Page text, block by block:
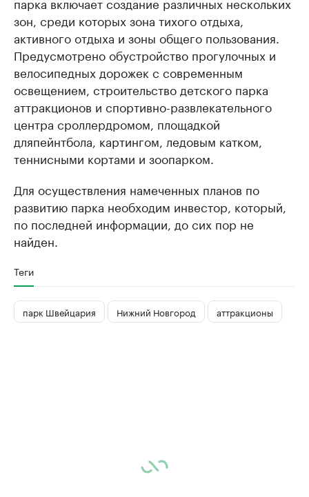
зон, среди которых зона тихого отдыха,
активного отдыха и зоны общего пользования.
Предусмотрено обустройство прогулочных и
велосипедных дорожек с современным
освещением, строительство детского парка
аттракционов и спортивно-развлекательного
центра сроллердромом, площадкой
дляпейнтбола, картингом, ледовым катком,
теннисными кортами и зоопарком.
Для осуществления намеченных планов по
развитию парка необходим инвестор, который,
по последней информации, до сих пор не
найден.
Теги
парк Швейцария Нижний Новгород аттракционы